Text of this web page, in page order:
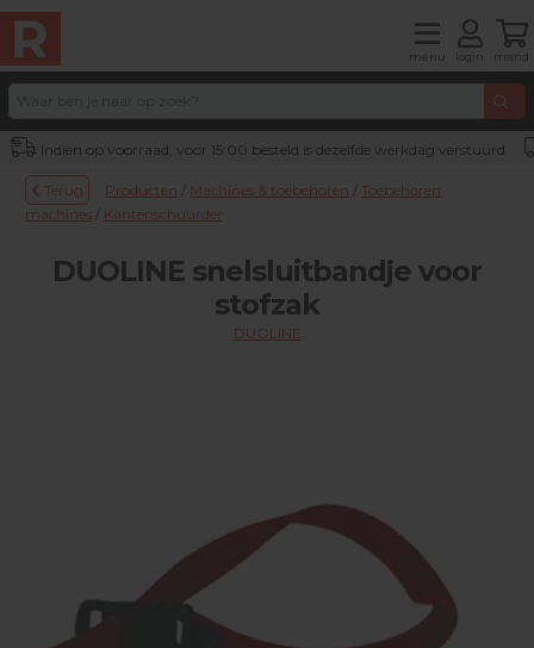
menu login mand
Indien op voorraad, voor 15:00 besteld is dezelfde werkdag verstuurd
Terug Producten / Machines & toebehoren / Toebehoren
machines / Kantenschuurder
DUOLINE snelsluitbandje voor
stofzak
DUOLINE